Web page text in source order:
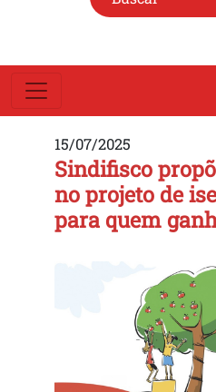
15/07/2025
Sindifisco
no projeto de
para quem